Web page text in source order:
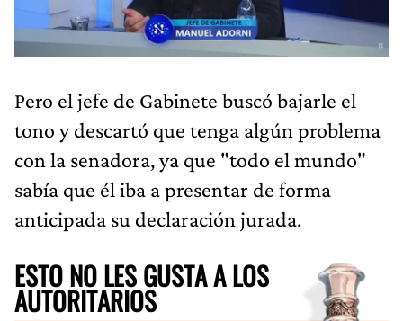
Pero el jefe de Gabinete buscó bajarle el
tono y descartó que tenga algún problema
con la senadora, ya que "todo el mundo"
sabía que él iba a presentar de forma
anticipada su declaración jurada.
ESTO NO LES GUSTA A LOS
AUTORITARIOS